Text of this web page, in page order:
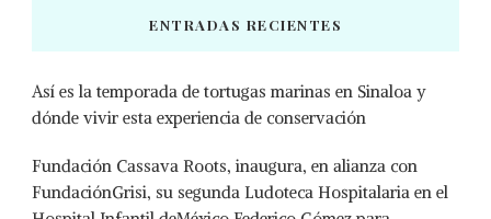
ENTRADAS RECIENTES
Así es la temporada de tortugas marinas en Sinaloa y
dónde vivir esta experiencia de conservación
Fundación Cassava Roots, inaugura, en alianza con
FundaciónGrisi, su segunda Ludoteca Hospitalaria en el